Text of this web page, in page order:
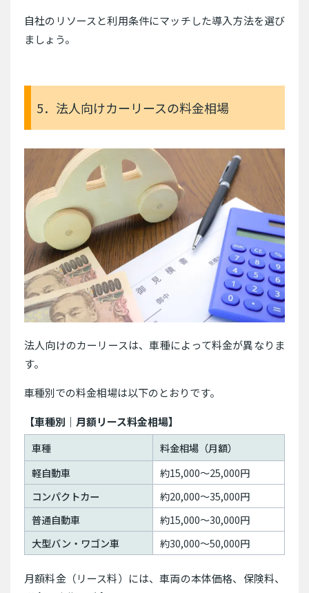
自社のリソースと利用条件にマッチした導入方法を選び
ましょう。
5．法人向けカーリースの料金相場
法人向けのカーリースは、車種によって料金が異なりま
す。
車種別での料金相場は以下のとおりです。
【車種別｜月額リース料金相場】
車種
料金相場（月額）
軽自動車
約15,000〜25,000円
コンパクトカー
約20,000〜35,000円
普通自動車
約15,000〜30,000円
大型バン・ワゴン車
約30,000〜50,000円
月額料金（リース料）には、車両の本体価格、保険料、